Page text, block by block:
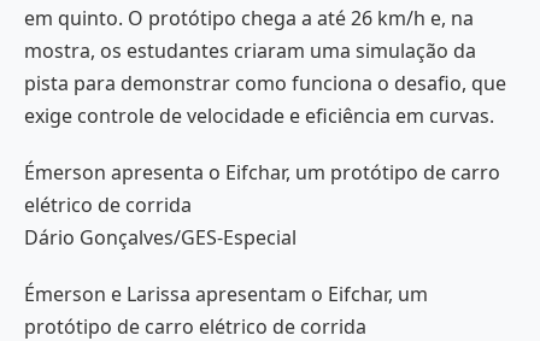
em quinto. O protótipo chega a até 26 km/h e, na
mostra, os estudantes criaram uma simulação da
pista para demonstrar como funciona o desafio, que
exige controle de velocidade e eficiência em curvas.
Émerson apresenta o Eifchar, um protótipo de carro
elétrico de corrida
Dário Gonçalves/GES-Especial
Émerson e Larissa apresentam o Eifchar, um
protótipo de carro elétrico de corrida